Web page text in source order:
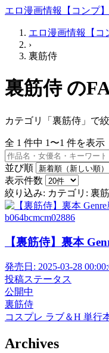
エロ漫画情報【コンプ】
エロ漫画情報【コ
›
裏筋侍
裏筋侍 の
カテゴリ「裏筋侍」で
全 1 件中 1〜1 件を表示
並び順
表示件数
絞り込み: カテゴリ: 裏
b064bcmcm02886
【裏筋侍】裏本
発売日: 2025-03-28
投稿ステータス
公開中
裏筋侍
コスプレ ラブ＆H 単行
Archives